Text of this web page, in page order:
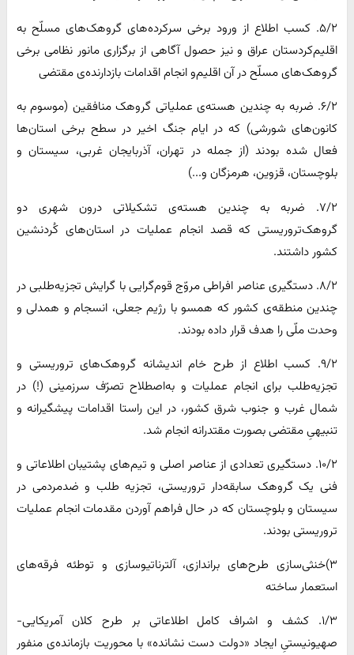
۵/۲. کسب اطلاع از ورود برخی سرکرده‌های گروهک‌های مسلّح به
اقلیم‌کردستان عراق و نیز حصول آگاهی از برگزاری مانور نظامی برخی
گروهک‌های مسلّح در آن اقلیم‌و انجام اقدامات بازدارنده‌ی مقتضی
۶/۲. ضربه به چندین هسته‌ی عملیاتی گروهک منافقین (موسوم به
کانون‌های شورشی) که در ایام جنگ اخیر در سطح برخی استان‌ها
فعال شده بودند (از جمله در تهران، آذربایجان غربی، سیستان و
بلوچستان، قزوین، هرمزگان و...)
۷/۲. ضربه به چندین هسته‌ی تشکیلاتی درون شهری دو
گروهک‌تروریستی که قصد انجام عملیات در استان‌های کُردنشین
کشور داشتند.
۸/۲. دستگیری عناصر افراطی مروّج قوم‌گرایی با گرایش تجزیه‌طلبی در
چندین منطقه‌ی کشور که همسو با رژیم جعلی، انسجام و همدلی و
وحدت ملّی را هدف قرار داده بودند.
۹/۲. کسب اطلاع از طرح خام اندیشانه گروهک‌های تروریستی و
تجزیه‌طلب برای انجام عملیات و به‌اصطلاح تصرّف سرزمینی (!) در
شمال غرب و جنوب شرق کشور، در این راستا اقدامات پیشگیرانه و
تنبیهیِ مقتضی بصورت مقتدرانه انجام شد.
۱۰/۲. دستگیری تعدادی از عناصر اصلی و تیم‌های پشتیبان اطلاعاتی و
فنی یک گروهک سابقه‌دار تروریستی، تجزیه طلب و ضدمردمی در
سیستان و بلوچستان که در حال فراهم آوردن مقدمات انجام عملیات
تروریستی بودند.
۳)خنثی‌سازی طرح‌های براندازی، آلترناتیوسازی و توطئه فرقه‌های
استعمار ساخته
۱/۳. کشف و اشراف کامل اطلاعاتی بر طرح کلان آمریکایی-
صهیونیستیِ ایجاد «دولت دست نشانده» با محوریت بازمانده‌ی منفور